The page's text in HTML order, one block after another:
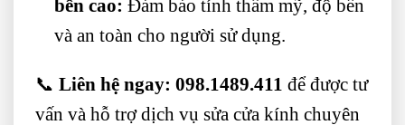
bền cao: Đảm bảo tính thẩm mỹ, độ bền
và an toàn cho người sử dụng.
📞 Liên hệ ngay: 098.1489.411 để được tư
vấn và hỗ trợ dịch vụ sửa cửa kính chuyên